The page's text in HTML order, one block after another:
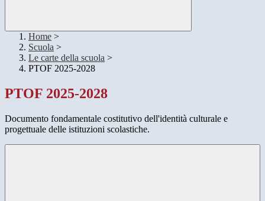
Home >
Scuola >
Le carte della scuola >
PTOF 2025-2028
PTOF 2025-2028
Documento fondamentale costitutivo dell'identità culturale e
progettuale delle istituzioni scolastiche.